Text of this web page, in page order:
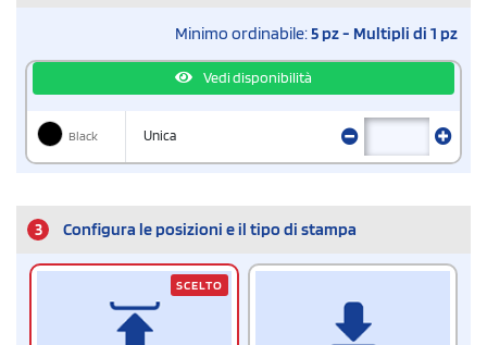
Minimo ordinabile:5 pz - Multipli di 1 pz
Vedi disponibilità
Black Unica
3 Configura le posizioni e il tipo di stampa
SCELTO